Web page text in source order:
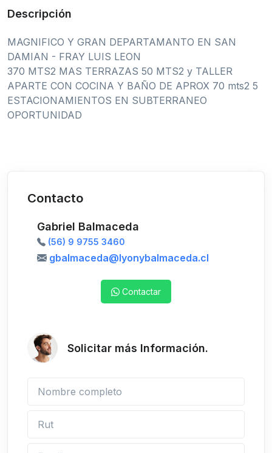
Descripción
MAGNIFICO Y GRAN DEPARTAMANTO EN SAN
DAMIAN - FRAY LUIS LEON
370 MTS2 MAS TERRAZAS 50 MTS2 y TALLER
APARTE CON COCINA Y BAÑO DE APROX 70 mts2 5
ESTACIONAMIENTOS EN SUBTERRANEO
OPORTUNIDAD
Contacto
Gabriel Balmaceda
(56) 9 9755 3460
gbalmaceda@lyonybalmaceda.cl
Contactar
Solicitar más Información.